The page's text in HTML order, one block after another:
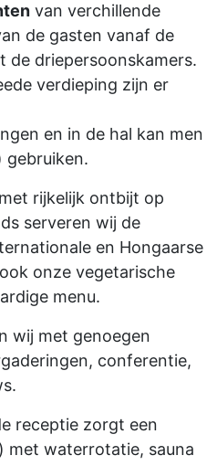
van verchillende
de gasten vanaf de
de driepersoonskamers.
verdieping zijn er
en in de hal kan men
gebruiken.
rijkelijk ontbijt op
serveren wij de
en Hongaarse
onze vegetarische
menu.
wij met genoegen
conferentie,
receptie zorgt een
met waterrotatie, sauna